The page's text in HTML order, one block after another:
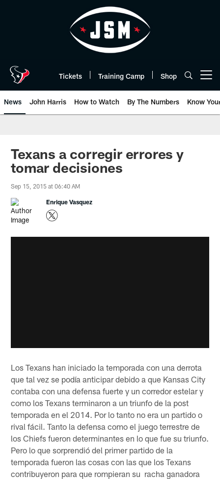
Tickets Training Camp Shop
News John Harris How to Watch By The Numbers Know
Texans a corregir errores y
tomar decisiones
Sep 15, 2015 at 06:40 AM
Enrique Vasquez
Los Texans han iniciado la temporada con una derrota
que tal vez se podía anticipar debido a que Kansas City
contaba con una defensa fuerte y un corredor estelar y
como los Texans terminaron a un triunfo de la post
temporada en el 2014. Por lo tanto no era un partido o
rival fácil. Tanto la defensa como el juego terrestre de
los Chiefs fueron determinantes en lo que fue su triunfo.
Pero lo que sorprendió del primer partido de la
temporada fueron las cosas con las que los Texans
contribuyeron para que rompieran su racha ganadora